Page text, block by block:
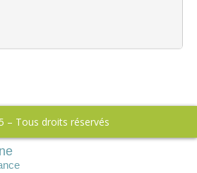
– Tous droits réservés